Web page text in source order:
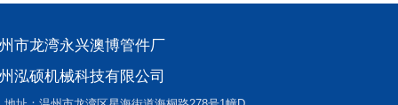
市龙湾永兴澳博管件厂
泓硕机械科技有限公司